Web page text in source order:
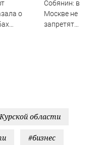
о
Собянин: в
Москве не
запретят
области
#бизнес